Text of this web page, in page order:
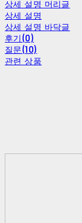
상세 설명 머리글
상세 설명
상세 설명 바닥글
후기(0)
질문(10)
관련 상품